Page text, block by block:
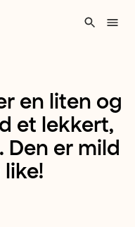
en liten og
et lekkert,
er mild